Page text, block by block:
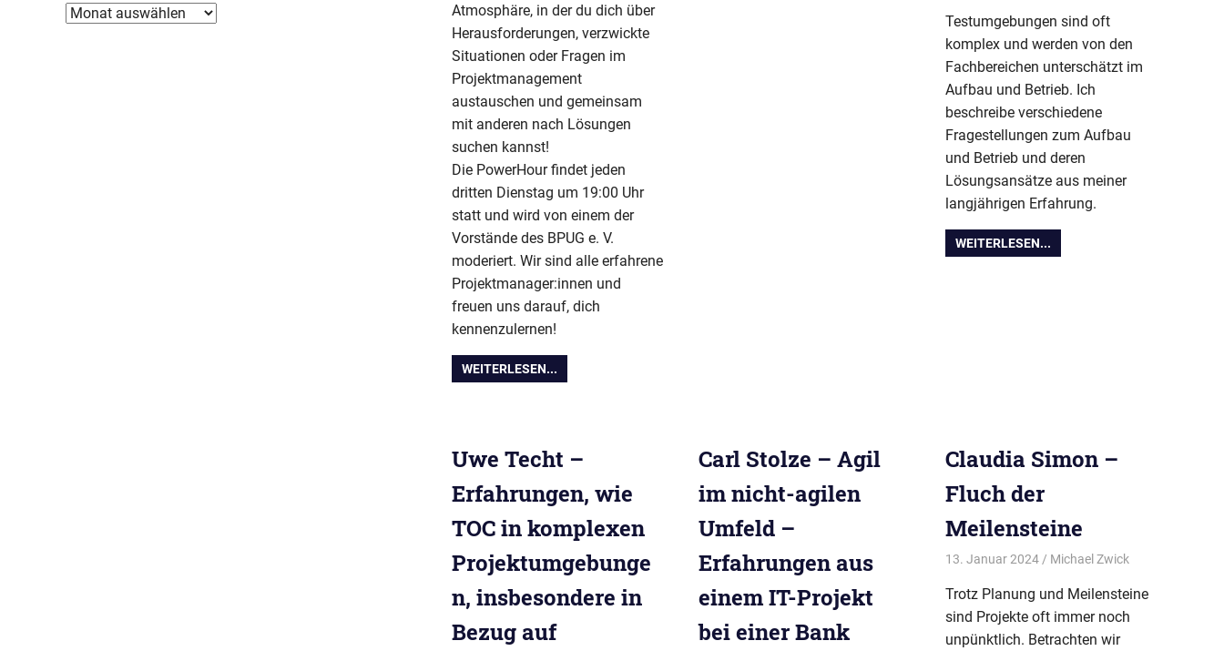
Atmosphäre, in der du dich über
Herausforderungen, verzwickte
Situationen oder Fragen im
Projektmanagement
austauschen und gemeinsam
mit anderen nach Lösungen
suchen kannst!
Die PowerHour findet jeden
dritten Dienstag um 19:00 Uhr
statt und wird von einem der
Vorstände des BPUG e. V.
moderiert. Wir sind alle erfahrene
Projektmanager:innen und
freuen uns darauf, dich
kennenzulernen!
WEITERLESEN...
Testumgebungen sind oft
komplex und werden von den
Fachbereichen unterschätzt im
Aufbau und Betrieb. Ich
beschreibe verschiedene
Fragestellungen zum Aufbau
und Betrieb und deren
Lösungsansätze aus meiner
langjährigen Erfahrung.
WEITERLESEN...
Uwe Techt –
Erfahrungen, wie
TOC in komplexen
Projektumgebunge
n, insbesondere in
Bezug auf
Carl Stolze – Agil
im nicht-agilen
Umfeld –
Erfahrungen aus
einem IT-Projekt
bei einer Bank
Claudia Simon –
Fluch der
Meilensteine
13. Januar 2024 Michael ZwickBPUG-
2024
Trotz Planung und Meilensteine
sind Projekte oft immer noch
unpünktlich. Betrachten wir